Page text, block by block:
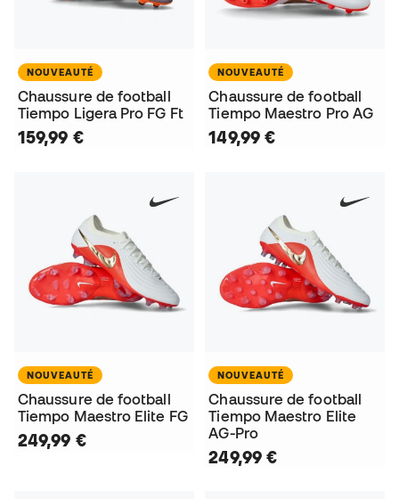
NOUVEAUTÉ
Chaussure de football
Tiempo Ligera Pro FG Ft
159,99 €
NOUVEAUTÉ
Chaussure de football
Tiempo Maestro Pro AG
149,99 €
NOUVEAUTÉ
Chaussure de football
Tiempo Maestro Elite FG
249,99 €
NOUVEAUTÉ
Chaussure de football
Tiempo Maestro Elite
AG-Pro
249,99 €